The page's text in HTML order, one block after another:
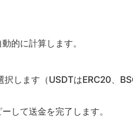
的に計算します。
します（USDTはERC20、
して送金を完了します。